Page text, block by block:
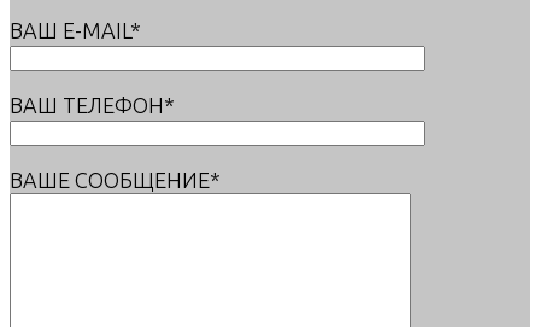
ВАШ E-MAIL*
ВАШ ТЕЛЕФОН*
ВАШЕ СООБЩЕНИЕ*